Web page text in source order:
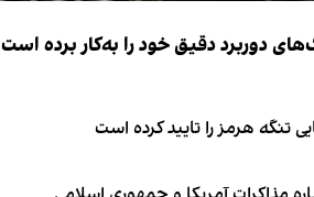
دوربرد دقیق خود را به‌کار برده است
هرمز را تایید کرده است